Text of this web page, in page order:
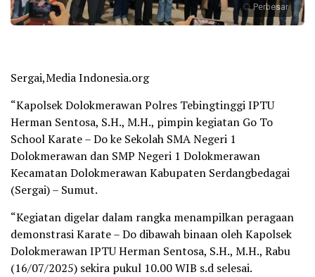
Perbesar
Sergai,Media Indonesia.org
“Kapolsek Dolokmerawan Polres Tebingtinggi IPTU
Herman Sentosa, S.H., M.H., pimpin kegiatan Go To
School Karate – Do ke Sekolah SMA Negeri 1
Dolokmerawan dan SMP Negeri 1 Dolokmerawan
Kecamatan Dolokmerawan Kabupaten Serdangbedagai
(Sergai) – Sumut.
“Kegiatan digelar dalam rangka menampilkan peragaan
demonstrasi Karate – Do dibawah binaan oleh Kapolsek
Dolokmerawan IPTU Herman Sentosa, S.H., M.H., Rabu
(16/07/2025) sekira pukul 10.00 WIB s.d selesai.